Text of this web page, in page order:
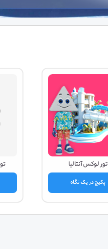
تور لوکس آنتالیا
پکیج در یک نگاه